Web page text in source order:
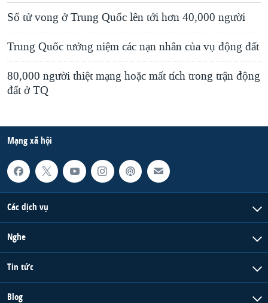
QUAN HỆ VIỆT MỸ
Số tử vong ở Trung Quốc lên tới hơn 40,000 người
Trung Quốc tưởng niệm các nạn nhân của vụ động đất
80,000 người thiệt mạng hoặc mất tích trong trận động
đất ở TQ
Mạng xã hội
Các dịch vụ
Nghe
Tin tức
Blog